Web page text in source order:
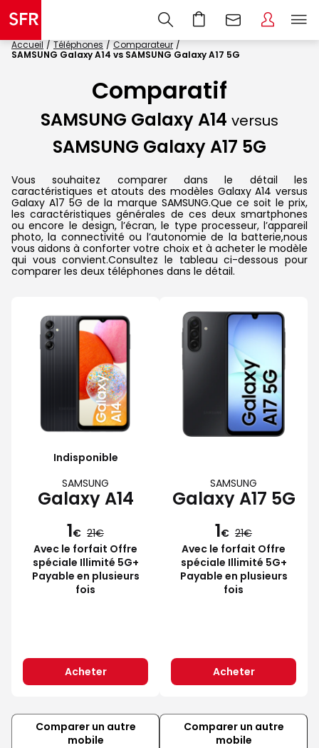
Accueil Téléphones
Comparateur
SAMSUNG Galaxy A14 vs SAMSUNG Galaxy A17 5G
Comparatif
SAMSUNG Galaxy A14 versus
SAMSUNG Galaxy A17 5G
Vous souhaitez comparer dans le détail les
caractéristiques et atouts des modèles Galaxy A14 versus
Galaxy A17 5G de la marque SAMSUNG.Que ce soit le prix,
les caractéristiques générales de ces deux smartphones
ou encore le design, l’écran, le type processeur, l’appareil
photo, la connectivité ou l’autonomie de la batterie,nous
vous aidons à conforter votre choix et à acheter le modèle
qui vous convient.Consultez le tableau ci-dessous pour
comparer les deux téléphones dans le détail.
Indisponible
SAMSUNG
Galaxy A14
1€ 21
Avec le forfait Offre
spéciale Illimité 5G+
Payable en plusieurs
fois
Acheter
SAMSUNG
Galaxy A17 5G
1€ 21
Avec le forfait Offre
spéciale Illimité 5G+
Payable en plusieurs
fois
Acheter
Comparer un autre
mobile
Comparer un autre
mobile